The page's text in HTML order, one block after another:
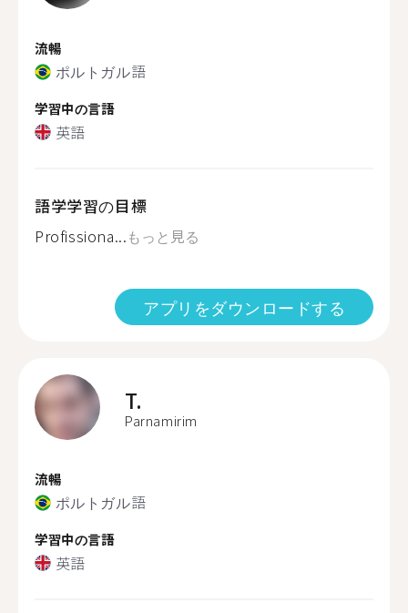
流暢
ポルトガル語
学習中の言語
英語
語学学習の目標
Profissiona...もっと見る
アプリをダウンロードする
T.
Parnamirim
流暢
ポルトガル語
学習中の言語
英語